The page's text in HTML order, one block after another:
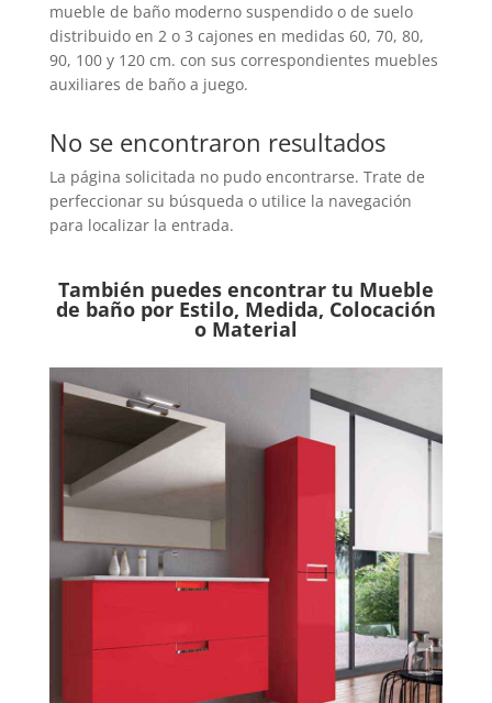
mueble de baño moderno suspendido o de suelo
distribuido en 2 o 3 cajones en medidas 60, 70, 80,
90, 100 y 120 cm. con sus correspondientes muebles
auxiliares de baño a juego.
No se encontraron resultados
La página solicitada no pudo encontrarse. Trate de
perfeccionar su búsqueda o utilice la navegación
para localizar la entrada.
También puedes encontrar tu Mueble
de baño por Estilo, Medida, Colocación
o Material